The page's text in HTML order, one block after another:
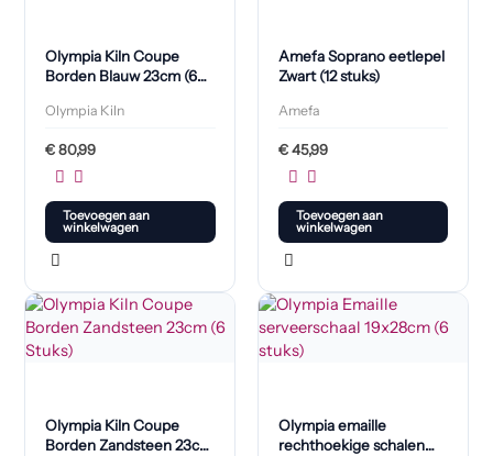
Olympia Kiln Coupe
Borden Blauw 23cm (6
Olympia Kiln
€80,99
Toevoegen aan
winkelwagen
Amefa Soprano eetlepel
Zwart (12 stuks)
Amefa
€45,99
Toevoegen aan
winkelwagen
Olympia Kiln Coupe
Borden Zandsteen 23cm
Olympia emaille
rechthoekige schalen